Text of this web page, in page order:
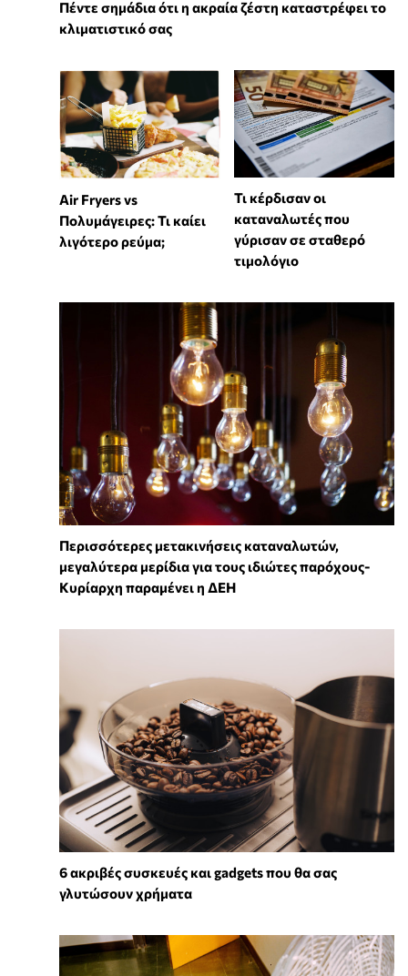
Πέντε σημάδια ότι η ακραία ζέστη καταστρέφει το
κλιματιστικό σας
Air Fryers vs
Πολυμάγειρες: Τι καίει
λιγότερο ρεύμα;
Τι κέρδισαν οι
καταναλωτές που
γύρισαν σε σταθερό
τιμολόγιο
Περισσότερες μετακινήσεις καταναλωτών,
μεγαλύτερα μερίδια για τους ιδιώτες παρόχους-
Κυρίαρχη παραμένει η ΔΕΗ
6 ακριβές συσκευές και gadgets που θα σας
γλυτώσουν χρήματα